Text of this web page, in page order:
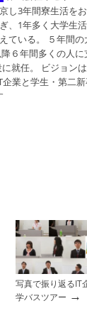
し3年間寮生活を
、1年多く大学生
ている。 ５年間
６年間多くの人
就任。 ビジョン
業と学生・第二
写真で振り返るIT
学バスツアー →